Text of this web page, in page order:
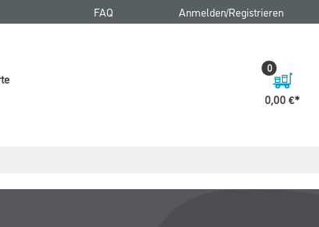
FAQ Anmelden/Registrieren
0,00 €
0